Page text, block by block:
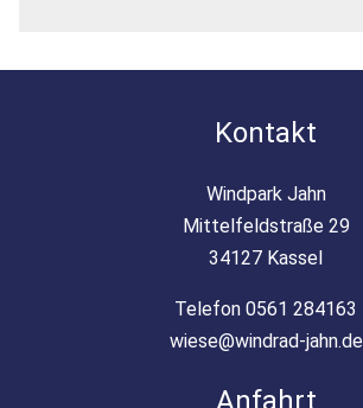
Kontakt
Windpark Jahn
Mittelfeldstraße 29
34127 Kassel
Telefon 0561 284163
wiese@windrad-jahn.de
Anfahrt